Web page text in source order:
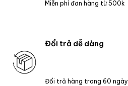
Đổi trả dễ dàng
Đổi trả hàng trong 60 ngày
Miễn phí đơn hàng từ 500k